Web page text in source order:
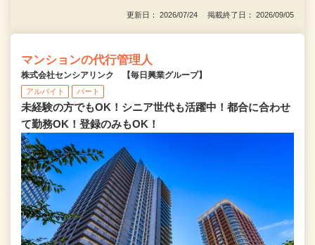
更新日： 2026/07/24 掲載終了日： 2026/09/05
マンションの代行管理人
株式会社センシアリンク 【毎日興業グループ】
アルバイト パート
未経験の方でもOK！シニア世代も活躍中！都合に合わせ
て勤務OK！登録のみもOK！